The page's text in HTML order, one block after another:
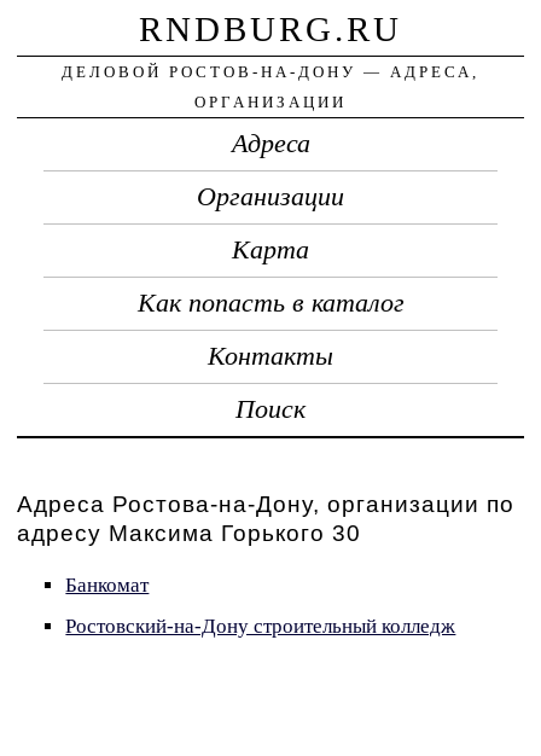
RNDBURG.RU
ДЕЛОВОЙ РОСТОВ-НА-ДОНУ — АДРЕСА,
ОРГАНИЗАЦИИ
Адреса
Организации
Карта
Как попасть в каталог
Контакты
Поиск
Адреса Ростова-на-Дону, организации по
адресу Максима Горького 30
Банкомат
Ростовский-на-Дону строительный колледж